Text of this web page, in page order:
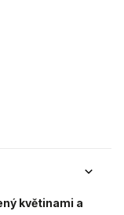
květinami a